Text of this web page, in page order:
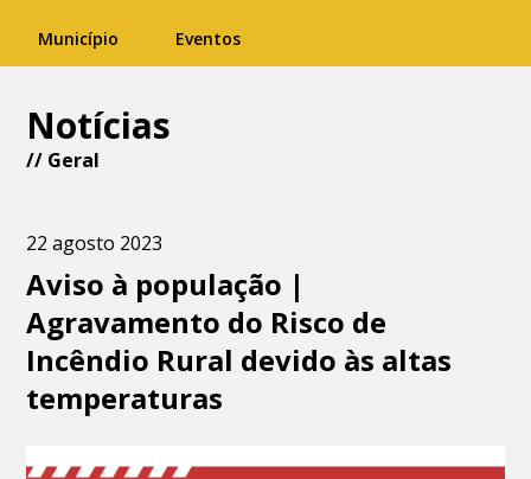
Município Eventos
Notícias
// Geral
22 agosto 2023
Aviso à população |
Agravamento do Risco de
Incêndio Rural devido às altas
temperaturas